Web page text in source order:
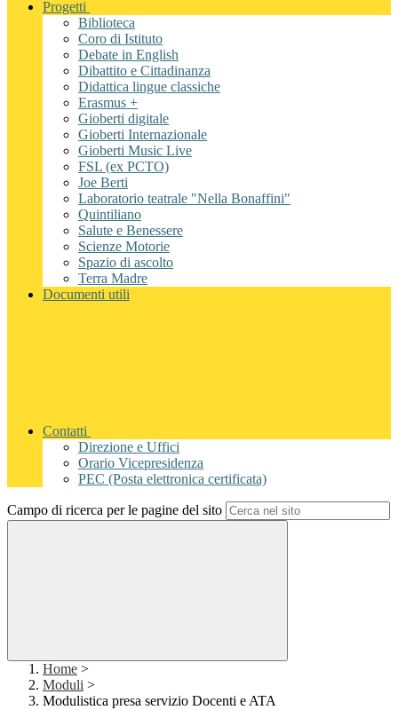
Progetti
Biblioteca
Coro di Istituto
Debate in English
Dibattito e Cittadinanza
Didattica lingue classiche
Erasmus +
Gioberti digitale
Gioberti Internazionale
Gioberti Music Live
FSL (ex PCTO)
Joe Berti
Laboratorio teatrale "Nella Bonaffini"
Quintiliano
Salute e Benessere
Scienze Motorie
Spazio di ascolto
Terra Madre
Documenti utili
Contatti
Direzione e Uffici
Orario Vicepresidenza
PEC (Posta elettronica certificata)
Campo di ricerca per le pagine del sito
Home >
Moduli >
Modulistica presa servizio Docenti e ATA